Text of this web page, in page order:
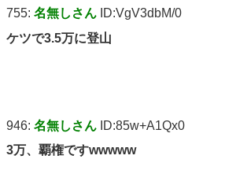
755: 名無しさん ID:VgV3dbM/0
ケツで3.5万に登山
946: 名無しさん ID:85w+A1Qx0
3万、覇権ですwwwww